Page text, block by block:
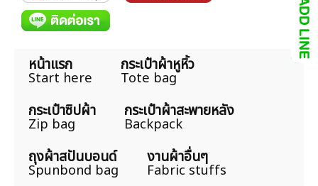
หน้าแรก
Start here
กระเป๋าผ้าหูหิ้ว
Tote bag
กระเป๋าซิปผ้า
Zip bag
กระเป๋าผ้าสะพายหลัง
Backpack
ถุงผ้าสปันบอนด์
Spunbond bag
งานผ้าอื่นๆ
Fabric stuffs